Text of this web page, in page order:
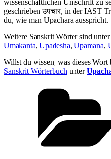
wissenschaftlichen Umschrift zu
geschrieben उपचार, in der IAST
du, wie man Upachara ausspricht.
Weitere Sanskrit Wörter sind unter
Umakanta, Upadesha, Upamana,
Willst du wissen, was dieses Wort
Sanskrit Wörterbuch unter